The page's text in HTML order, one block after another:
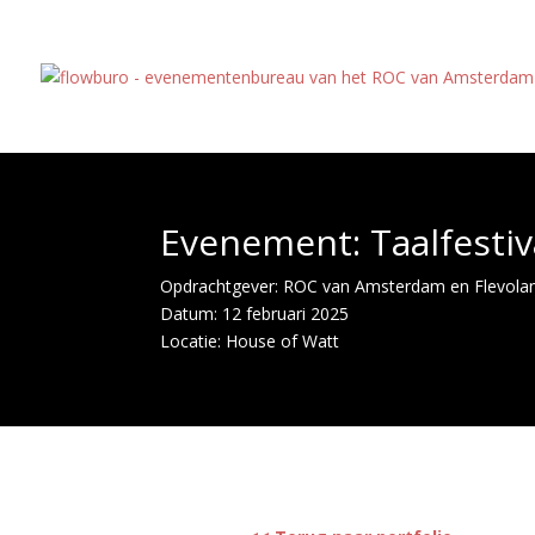
Evenement:
Opdrachtgever: ROC van Amsterdam en
Datum: 12 februari 2025
Locatie: House of Watt